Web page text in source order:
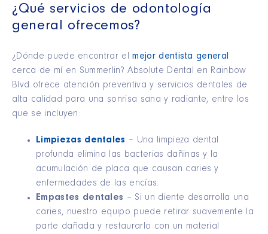
¿Qué servicios de odontología
general ofrecemos?
¿Dónde puede encontrar elmejor dentista general
cerca de mí en Summerlin? Absolute Dental en Rainbow
Blvd ofrece atención preventiva y servicios dentales de
alta calidad para una sonrisa sana y radiante, entre los
que se incluyen:
Limpiezas dentales – Una limpieza dental
profunda elimina las bacterias dañinas y la
acumulación de placa que causan caries y
enfermedades de las encías.
Empastes dentales – Si un diente desarrolla una
caries, nuestro equipo puede retirar suavemente la
parte dañada y restaurarlo con un material